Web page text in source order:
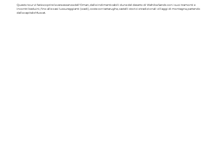
Questo tour vi farà scoprire la vera essenza dell'Oman, dalle indimenticabili dune del deserto di Wahiba Sands con i suoi tramonti e
incontri beduini, fino alle oasi lussureggianti (wadi), coste con tartarughe, castelli storici e tradizionali villaggi di montagna, partendo
dalla capitale Muscat.